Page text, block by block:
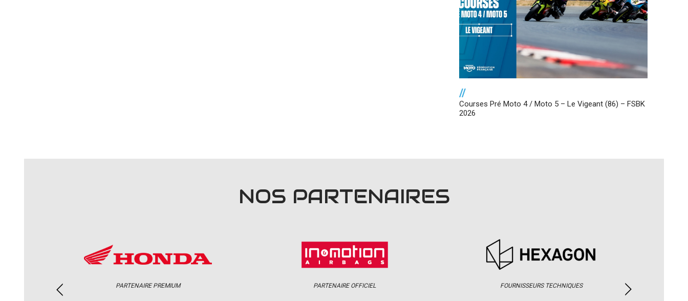
//
Courses Pré Moto 4 / Moto 5 – Le Vigeant (86) – FSBK
2026
NOS PARTENAIRES
PARTENAIRE PREMIUM PARTENAIRE OFFICIEL FOURNISSEURS TECHNIQUES